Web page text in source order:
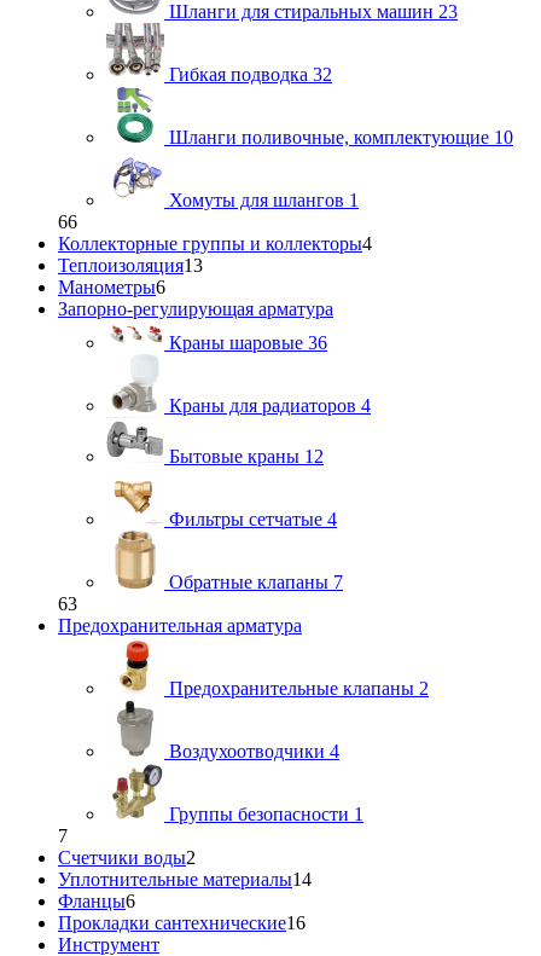
Шланги для стиральных машин 23
Гибкая подводка 32
Шланги поливочные, комплектующие 10
Хомуты для шлангов 1
66
Коллекторные группы и коллекторы4
Теплоизоляция13
Манометры6
Запорно-регулирующая арматура
Краны шаровые 36
Краны для радиаторов 4
Бытовые краны 12
Фильтры сетчатые 4
Обратные клапаны 7
63
Предохранительная арматура
Предохранительные клапаны 2
Воздухоотводчики 4
Группы безопасности 1
7
Счетчики воды2
Уплотнительные материалы14
Фланцы6
Прокладки сантехнические16
Инструмент